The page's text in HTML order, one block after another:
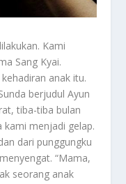
Kami
Sang Kyai.
anak itu.
berjudul Ayun
tiba-tiba bulan
kami menjadi gelap.
dari punggungku
“Mama,
seorang anak